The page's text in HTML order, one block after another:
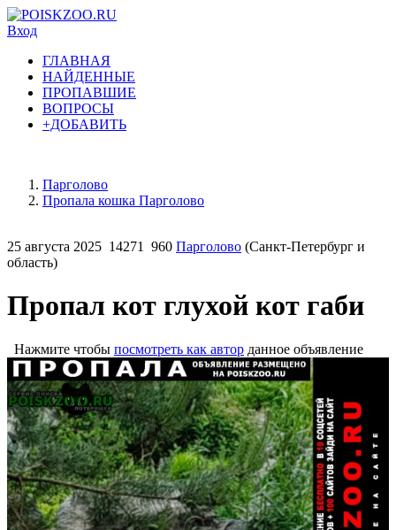
Вход
ГЛАВНАЯ
НАЙДЕННЫЕ
ПРОПАВШИЕ
ВОПРОСЫ
+ДОБАВИТЬ
Парголово
Пропала кошка Парголово
25 августа 2025 14271 960 Парголово (Санкт-Петербург и
область)
Пропал кот глухой кот габи
Нажмите чтобы посмотреть как автор данное объявление